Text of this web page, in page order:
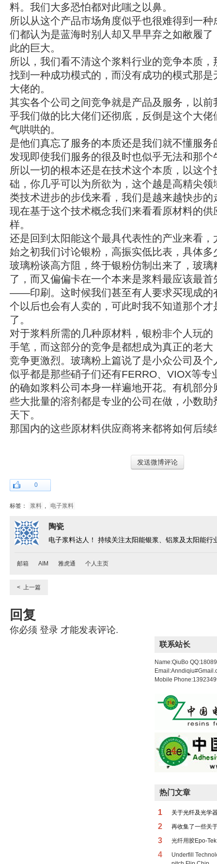
料。我们大多恐怕都对此嗤之以鼻。
所以从这个产品市场角度似乎也很难得到一
们都认为是蓝海时别人却又早早弃之如敝履
此的巨大。
所以，我们看不清这个浆料行业的竞争本质
找到一种成功模式的，而没有成功的模式那
大佬的。
其实各个公司之间竞争就是产品及服务，以
乎我们做的比大佬们还彻底，反倒是这个大
气哄哄的。
是他们真忘了服务的本质还是我们就不懂服
发现即使我们服务的很及时也似乎无法和那个
所以一切的根本还是在技术这个本质，以这
础，你几乎可以为所欲为，这个越是高精尖
类技术进步的步伐来看，我们是越来越快步的
现在基于这个技术概念我们来看看原材料的供
样。
还是回到太阳能这个最具代表性的产业来看
始之初我们讨论银粉，高振实低比表，具体
玻璃粉谈高方阻，终于银粉仿制出来了，玻
了，而又偏偏卡在一个本来是浆料最应该最
——印刷。这时候我们甚至有人要求买现成的
个以后也会有人卖的，可此时我不知道那个才
了。
对于浆料所需的几种原材料，银粉非个人玩
手笔，而这部分的竞争是都想成为真正的老
竞争更激烈。玻璃粉上篇说了是小众公司及
似乎都是那些硝子们还有FERRO、VIOX等专
的确如浆料公司本身一样遍地开花。有机部
些大批量的溶剂都是专业的公司在做，小数
天下。
那国内的这些原材料供应商将来都将如何后续
发送微博评论
0
标签： 浆料 , 电子浆料
陶瓷
电子浆料达人！ 持续关注太阳能银浆、铝浆及太阳能行
邮箱 AIM 雅虎通 个人主页
< 上一篇
回复
你必须 登录 才能发表评论.
联系站长
Name:QiuBo
Mobile
热门文章
1 关于光纤及光学
2 再收集了一些关
3 光纤用胶Epo-
4
Underfill